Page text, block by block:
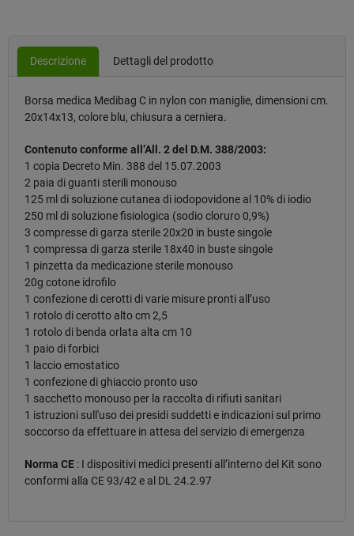
Descrizione Dettagli del prodotto
Borsa medica Medibag C in nylon con maniglie, dimensioni cm.
20x14x13, colore blu, chiusura a cerniera.
Contenuto conforme all’All. 2 del D.M. 388/2003:
1 copia Decreto Min. 388 del 15.07.2003
2 paia di guanti sterili monouso
125 ml di soluzione cutanea di iodopovidone al 10% di iodio
250 ml di soluzione fisiologica (sodio cloruro 0,9%)
3 compresse di garza sterile 20x20 in buste singole
1 compressa di garza sterile 18x40 in buste singole
1 pinzetta da medicazione sterile monouso
20g cotone idrofilo
1 confezione di cerotti di varie misure pronti all’uso
1 rotolo di cerotto alto cm 2,5
1 rotolo di benda orlata alta cm 10
1 paio di forbici
1 laccio emostatico
1 confezione di ghiaccio pronto uso
1 sacchetto monouso per la raccolta di rifiuti sanitari
1 istruzioni sull'uso dei presidi suddetti e indicazioni sul primo
soccorso da effettuare in attesa del servizio di emergenza
Norma CE : I dispositivi medici presenti all’interno del Kit sono
conformi alla CE 93/42 e al DL 24.2.97